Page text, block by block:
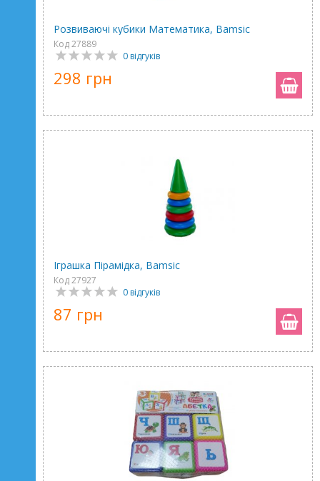
Розвиваючі кубики Математика, Bamsic
Код 27889
0 відгуків
298 грн
Іграшка Пірамідка, Bamsic
Код 27927
0 відгуків
87 грн